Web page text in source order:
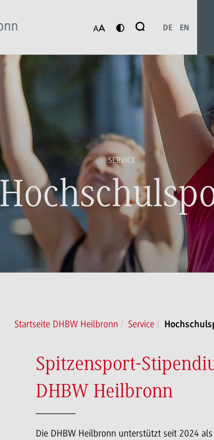
Suche
DE EN
SERVICE
Startseite DHBW Heilbronn Service
Spitzensport-
DHBW Heilbronn
Die DHBW Heilbronn unterstützt seit 2024